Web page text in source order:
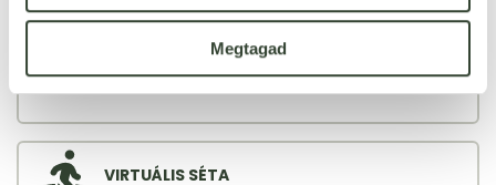
Megtagad
VIRTUÁLIS SÉTA